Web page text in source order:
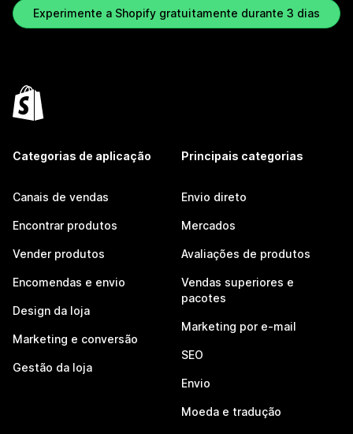
Experimente a Shopify gratuitamente durante 3 dias
Categorias de aplicação
Canais de vendas
Encontrar produtos
Vender produtos
Encomendas e envio
Design da loja
Marketing e conversão
Gestão da loja
Principais categorias
Envio direto
Mercados
Avaliações de produtos
Vendas superiores e
pacotes
Marketing por e-mail
SEO
Envio
Moeda e tradução